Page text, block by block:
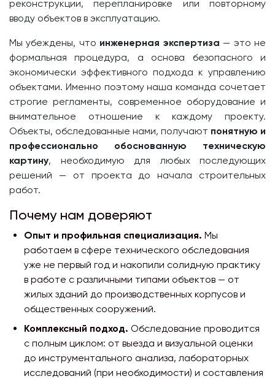
реконструкции, перепланировке или повторному
вводу объектов в эксплуатацию.
Мы убеждены, что инженерная экспертиза — это не
формальная процедура, а основа безопасного и
экономически эффективного подхода к управлению
объектами. Именно поэтому наша команда сочетает
строгие регламенты, современное оборудование и
внимательное отношение к каждому проекту.
Объекты, обследованные нами, получают понятную и
профессионально обоснованную техническую
картину, необходимую для любых последующих
решений — от проекта до начала строительных
работ.
Почему нам доверяют
Опыт и профильная специализация. Мы
работаем в сфере технического обследования
уже не первый год и накопили солидную практику
в работе с различными типами объектов — от
жилых зданий до производственных корпусов и
общественных сооружений.
Комплексный подход. Обследование проводится
с полным циклом: от выезда и визуальной оценки
до инструментального анализа, лабораторных
исследований (при необходимости) и составления